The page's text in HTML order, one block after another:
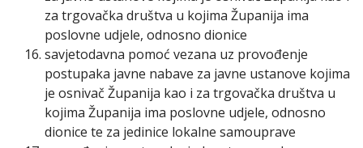
za trgovačka društva u kojima Županija ima
poslovne udjele, odnosno dionice
savjetodavna pomoć vezana uz provođenje
postupaka javne nabave za javne ustanove kojima
je osnivač Županija kao i za trgovačka društva u
kojima Županija ima poslovne udjele, odnosno
dionice te za jedinice lokalne samouprave